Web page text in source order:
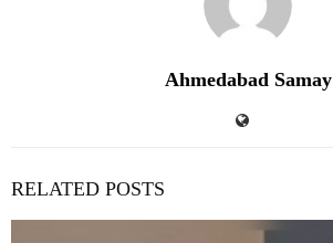
Ahmedabad Samay
RELATED POSTS